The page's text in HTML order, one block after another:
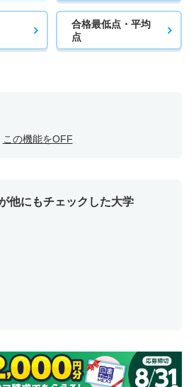
合格最低点・平均
点
この機能をOFF
他にもチェックした大学